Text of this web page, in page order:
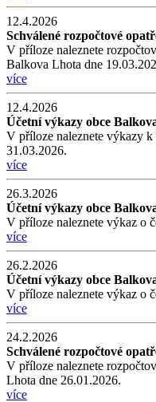
12.4.2026
Schválené rozpočtové
V příloze naleznete
Balkova Lhota dne
více
12.4.2026
Účetní výkazy obce
V příloze naleznete výkazy k
31.03.2026.
více
26.3.2026
Účetní výkazy obce
V příloze naleznete výkaz o
více
26.2.2026
Účetní výkazy obce
V příloze naleznete výkaz o
více
24.2.2026
Schválené rozpočtové
V příloze naleznete
Lhota dne 26.01.2026.
více